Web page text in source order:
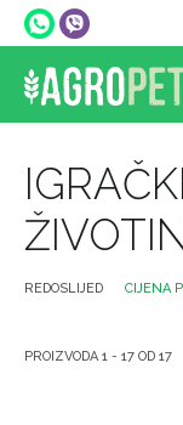
REDOSLIJED CIJENA
PROIZVODA 1 - 17 OD 17